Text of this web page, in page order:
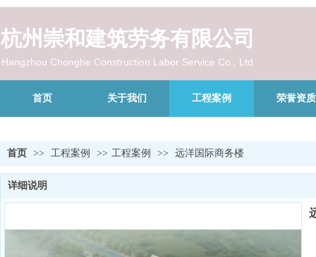
首页 关于我们 工程案例 荣誉资质
杭州崇和建筑劳务有限公司
Hangzhou Chonghe Construction Labor Service Co., Ltd
首页 >> 工程案例 >> 工程案例 >> 远洋国际商务楼
详细说明